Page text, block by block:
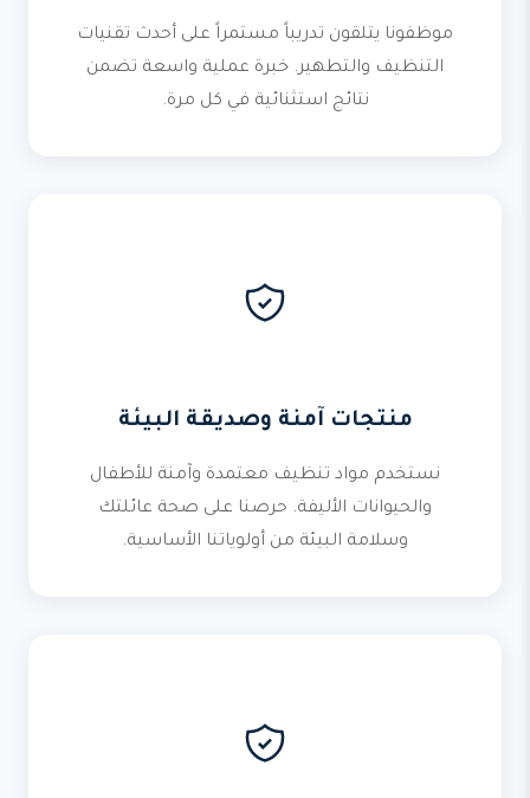
موظفونا يتلقون تدريباً مستمراً على أحدث تقنيات
التنظيف والتطهير. خبرة عملية واسعة تضمن
نتائج استثنائية في كل مرة.
منتجات آمنة وصديقة البيئة
نستخدم مواد تنظيف معتمدة وآمنة للأطفال
والحيوانات الأليفة. حرصنا على صحة عائلتك
وسلامة البيئة من أولوياتنا الأساسية.